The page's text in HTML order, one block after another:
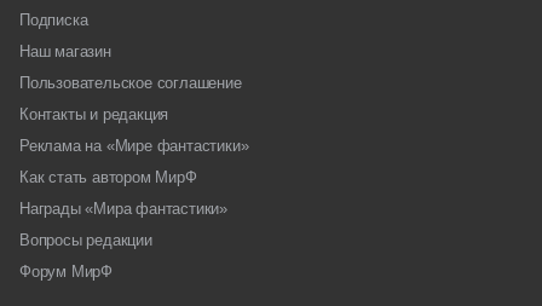
Подписка
Наш магазин
Пользовательское соглашение
Контакты и редакция
Реклама на «Мире фантастики»
Как стать автором МирФ
Награды «Мира фантастики»
Вопросы редакции
Форум МирФ